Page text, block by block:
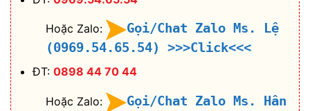
Hoặc Zalo:
Gọi/Chat Zalo Ms. Lệ
(0969.54.65.54)
>>>Click<<<
ĐT: 0898 44 70 44
Hoặc Zalo:
Gọi/Chat Zalo Ms. Hân